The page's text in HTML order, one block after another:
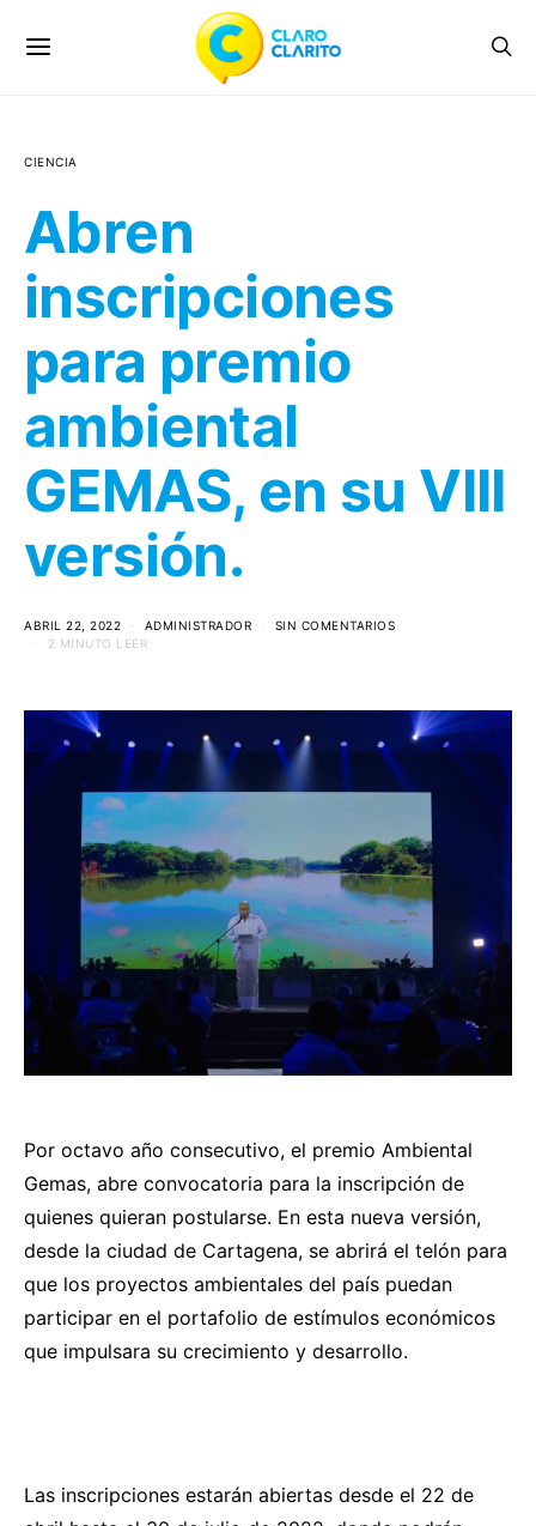
CIENCIA
Abren
inscripciones
para premio
ambiental
GEMAS, en su VIII
versión.
ABRIL 22, 2022 ADMINISTRADOR
SIN COMENTARIOS
2 MINUTO LEER
Por octavo año consecutivo, el premio Ambiental
Gemas, abre convocatoria para la inscripción de
quienes quieran postularse. En esta nueva versión,
desde la ciudad de Cartagena, se abrirá el telón para
que los proyectos ambientales del país puedan
participar en el portafolio de estímulos económicos
que impulsara su crecimiento y desarrollo.
Las inscripciones estarán abiertas desde el 22 de